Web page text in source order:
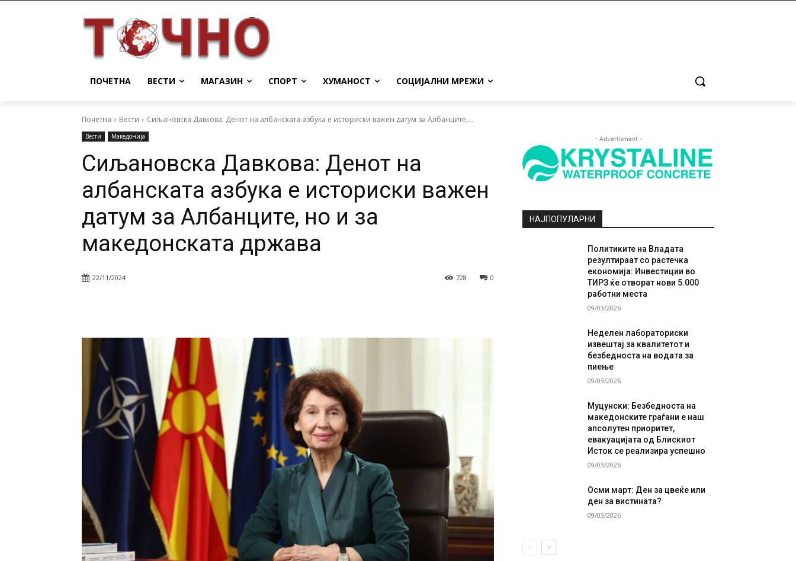
ПОЧЕТНА ВЕСТИ МАГАЗИН СПОРТ ХУМАНОСТ СОЦИЈАЛНИ МРЕЖИ
Почетна Вести Сиљановска Давкова: Денот на aлбанската азбука е историски важен датум за Албанците,...
Вести Македонија
Сиљановска Давкова: Денот на
aлбанската азбука е историски важен
датум за Албанците, но и за
македонската држава
22/11/2024 0
728
- Advertisment -
НАЈПОПУЛАРНИ
Политиките на Владата
резултираат со растечка
економија: Инвестиции во
ТИРЗ ќе отворат нови 5.000
работни места
09/03/2026
Неделен лабораториски
извештај за квалитетот и
безбедноста на водата за
пиење
09/03/2026
Муцунски: Безбедноста на
македонските граѓани е наш
апсолутен приоритет,
евакуацијата од Блискиот
Исток се реализира успешно
09/03/2026
Осми март: Ден за цвеќе или
ден за вистината?
09/03/2026